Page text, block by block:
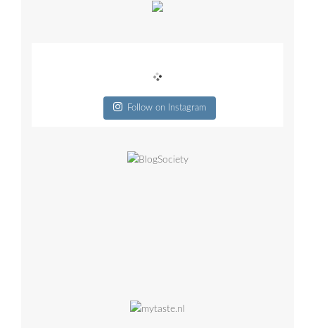
Follow on Instagram